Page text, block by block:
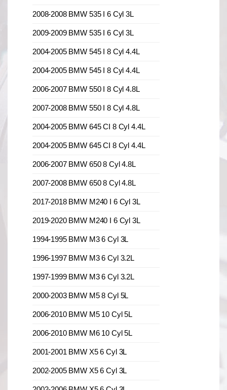
2008-2008 BMW 535 I 6 Cyl 3L
2009-2009 BMW 535 I 6 Cyl 3L
2004-2005 BMW 545 I 8 Cyl 4.4L
2004-2005 BMW 545 I 8 Cyl 4.4L
2006-2007 BMW 550 I 8 Cyl 4.8L
2007-2008 BMW 550 I 8 Cyl 4.8L
2004-2005 BMW 645 CI 8 Cyl 4.4L
2004-2005 BMW 645 CI 8 Cyl 4.4L
2006-2007 BMW 650 8 Cyl 4.8L
2007-2008 BMW 650 8 Cyl 4.8L
2017-2018 BMW M240 I 6 Cyl 3L
2019-2020 BMW M240 I 6 Cyl 3L
1994-1995 BMW M3 6 Cyl 3L
1996-1997 BMW M3 6 Cyl 3.2L
1997-1999 BMW M3 6 Cyl 3.2L
2000-2003 BMW M5 8 Cyl 5L
2006-2010 BMW M5 10 Cyl 5L
2006-2010 BMW M6 10 Cyl 5L
2001-2001 BMW X5 6 Cyl 3L
2002-2005 BMW X5 6 Cyl 3L